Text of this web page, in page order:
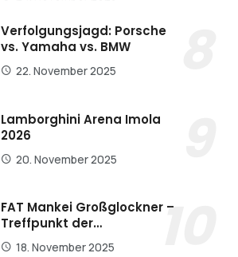
Verfolgungsjagd: Porsche
vs. Yamaha vs. BMW
22. November 2025
Lamborghini Arena Imola
2026
20. November 2025
FAT Mankei Großglockner –
Treffpunkt der…
18. November 2025